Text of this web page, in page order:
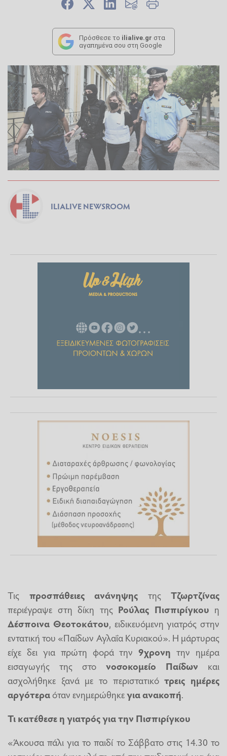
Πρόσθεσε το ilialive.gr στα
αγαπημένα σου στη Google
ILIALIVE NEWSROOM
Τις προσπάθειες ανάνηψης της Τζωρτζίνας
περιέγραψε στη δίκη της Ρούλας Πισπιρίγκου η
Δέσποινα Θεοτοκάτου, ειδικευόμενη γιατρός στην
εντατική του «Παίδων Αγλαΐα Κυριακού». Η μάρτυρας
είχε δει για πρώτη φορά την9χρονη την ημέρα
εισαγωγής της στο νοσοκομείο Παίδων και
ασχολήθηκε ξανά με το περιστατικότρεις ημέρες
αργότεραόταν ενημερώθηκεγια ανακοπή.
Τι κατέθεσε η γιατρός για την Πισπιρίγκου
«Άκουσα πάλι για το παιδί το Σάββατο στις 14.30 το